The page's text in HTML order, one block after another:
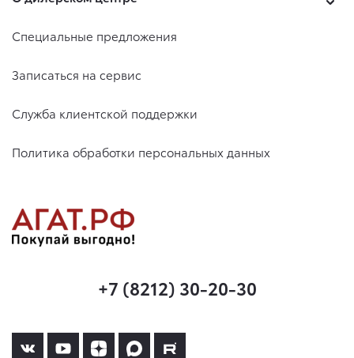
Специальные предложения
Записаться на сервис
Служба клиентской поддержки
Политика обработки персональных данных
+7 (8212) 30-20-30